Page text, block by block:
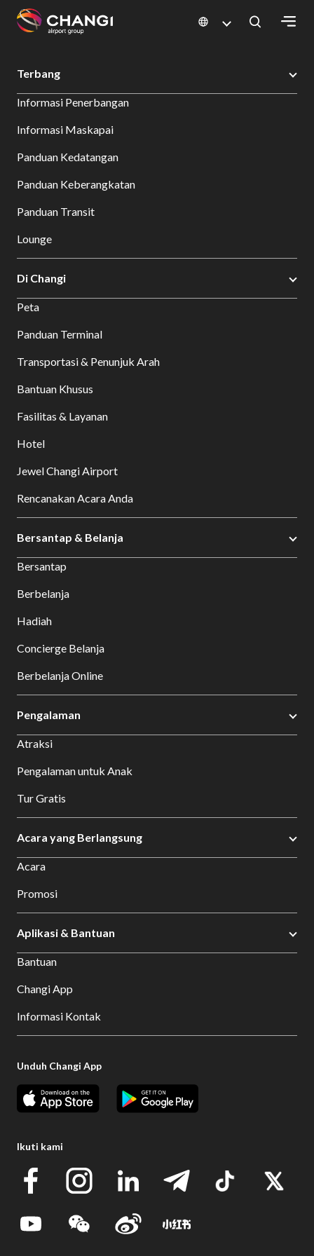
Changi
Language
Changi Airport Bersantap dan Belanja Direktori Toko Shop Detail
Terbang
Informasi Penerbangan
Informasi Maskapai
Panduan Kedatangan
Panduan Keberangkatan
Panduan Transit
Lounge
Di Changi
Peta
Panduan Terminal
Transportasi & Penunjuk Arah
Bantuan Khusus
Fasilitas & Layanan
Hotel
Jewel Changi Airport
Rencanakan Acara Anda
Bersantap & Belanja
Bersantap
Berbelanja
Hadiah
Concierge Belanja
Berbelanja Online
Pengalaman
Atraksi
Pengalaman untuk Anak
Tur Gratis
Acara yang Berlangsung
Acara
Promosi
Aplikasi & Bantuan
Bantuan
Changi App
Informasi Kontak
Unduh Changi App
Ikuti kami